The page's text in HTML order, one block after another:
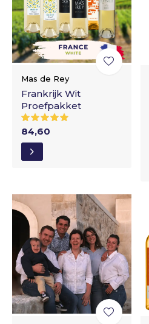
Mas de Rey
Frankrijk Wit
Proefpakket
84,60